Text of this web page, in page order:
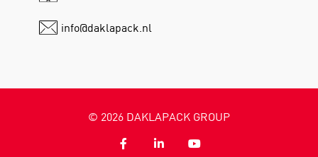
info@daklapack.nl
© 2026 DAKLAPACK GROUP